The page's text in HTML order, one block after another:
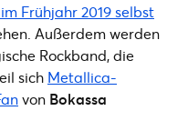
Frühjahr 2019 selbst
Außerdem werden
Rockband, die
sich Metallica-
von Bokassa